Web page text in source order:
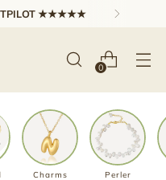
★★★★★
0
Charms Perler